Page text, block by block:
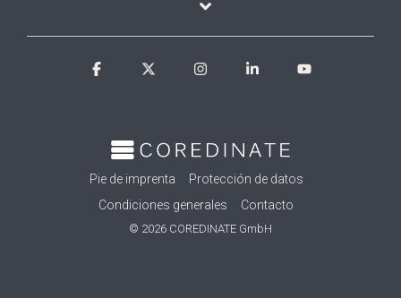
Pie de imprenta
Protección de datos
Condiciones generales
Contacto
© 2026 COREDINATE GmbH
Facebook InstagramLinkedin